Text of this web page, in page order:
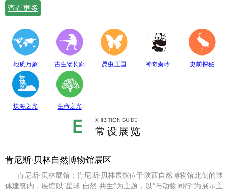
史前探秘、煤海之光和生命之光七个常设展厅，陈列有岩石鼻祖紫苏
斜长麻粒岩等矿物标本；有鱼龙、翼龙、马门溪龙、似银杏、新芦木
等珍贵的化石；有秦岭大熊猫、金丝猴、羚牛、朱鹮、珙桐、独叶草
等珍稀动植物标本，呈现出一幅绚丽多姿的地球生命物种演化图。
查看更多
地质万象 古生物长廊 昆虫王国 神奇秦岭 史前探秘
煤海之光 生命之光
E XHIBITION GUIDE
常设展览
肯尼斯·贝林自然博物馆展区
体建筑内，展馆以“星球·自然·共生”为主题，以“与动物同行”为展示主